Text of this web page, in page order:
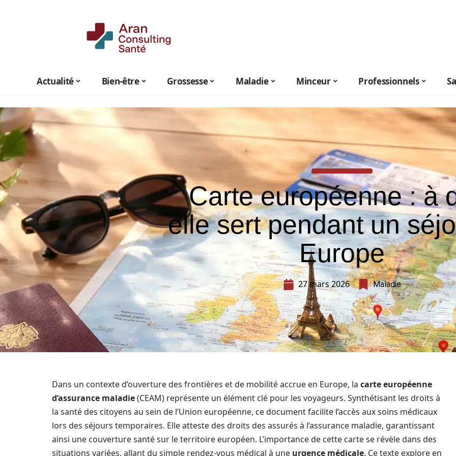
Actualité Bien-être Grossesse Maladie Minceur Professionnels
Carte européenne : à
elle sert pendant un
Europe
27 mars 2026 Maladie
Dans un contexte d’ouverture des frontières et de mobilité accrue en Europe, la carte européenne
d’assurance maladie(CEAM) représente un élément clé pour les voyageurs. Synthétisant les droits à
la santé des citoyens au sein de l’Union européenne, ce document facilite l’accès aux soins médicaux
lors des séjours temporaires. Elle atteste des droits des assurés à l’assurance maladie, garantissant
ainsi une couverture santé sur le territoire européen. L’importance de cette carte se révèle dans des
situations variées, allant du simple rendez-vous médical à une urgence médicale. Ce texte explore en